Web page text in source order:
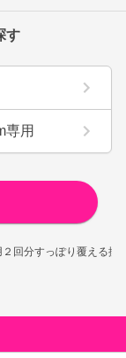
回分すっぽり覆える換
す
専用